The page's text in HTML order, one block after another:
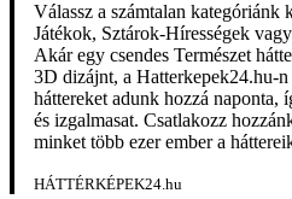
Válassz a számtalan
Játékok, Sztárok-Hírességek
Akár egy csendes Természet
3D dizájnt, a Hatterkepek24.hu-
háttereket adunk hozzá naponta,
és izgalmasat. Csatlakozz
minket több ezer ember a
HÁTTÉRKÉPEK24.hu